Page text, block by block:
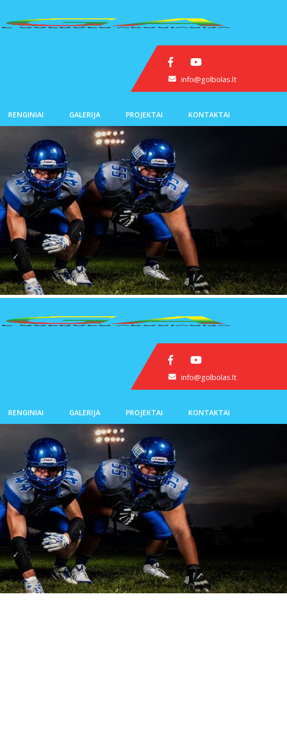
info@golbolas.lt
RENGINIAI GALERIJA PROJEKTAI KONTAKTAI
info@golbolas.lt
RENGINIAI GALERIJA PROJEKTAI KONTAKTAI